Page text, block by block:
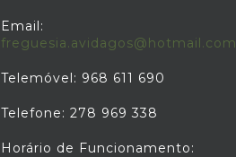
Email:
freguesia.avidagos@hotmail.com
Telemóvel: 968 611 690
Telefone: 278 969 338
Horário de Funcionamento: